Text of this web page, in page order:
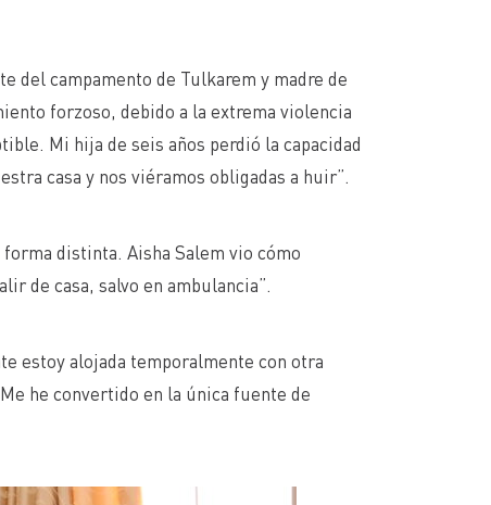
del campamento de Tulkarem y madre de
forzoso, debido a la extrema violencia
Mi hija de seis años perdió la capacidad
casa y nos viéramos obligadas a huir”.
distinta. Aisha Salem vio cómo
de casa, salvo en ambulancia”.
estoy alojada temporalmente con otra
he convertido en la única fuente de